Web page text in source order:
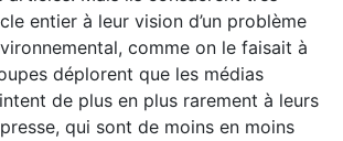
entier à leur vision d’un problème
comme on le faisait à
déplorent que les médias
de plus en plus rarement à leurs
qui sont de moins en moins